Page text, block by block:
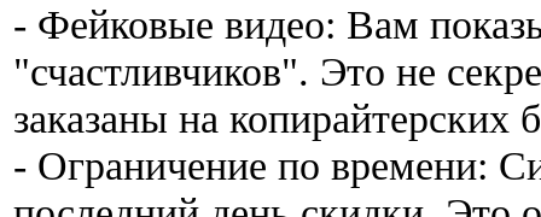
- Фейковые видео: Вам
"счастливчиков". Это не
заказаны на копирайтерских
- Ограничение по времени: